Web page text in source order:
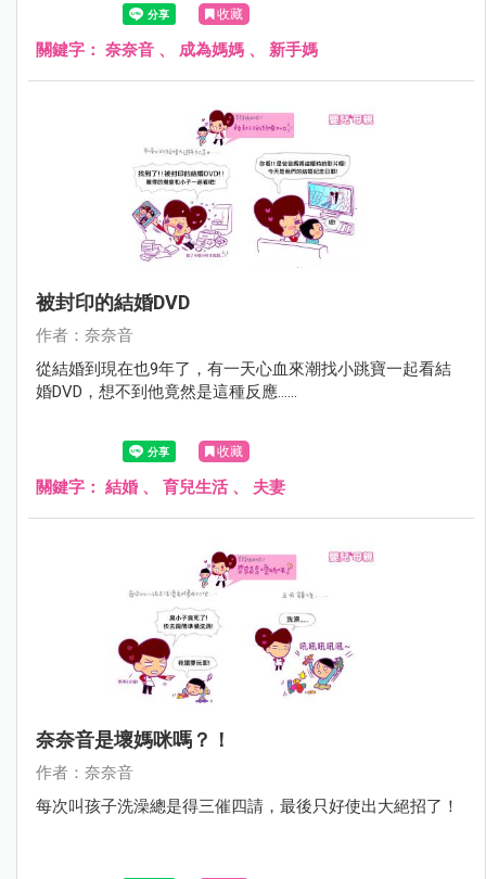
收藏
關鍵字： 奈奈音 、 成為媽媽 、 新手媽
被封印的結婚DVD
作者：奈奈音
從結婚到現在也9年了，有一天心血來潮找小跳寶一起看結
婚DVD，想不到他竟然是這種反應......
收藏
關鍵字： 結婚 、 育兒生活、 夫妻
奈奈音是壞媽咪嗎？！
作者：奈奈音
每次叫孩子洗澡總是得三催四請，最後只好使出大絕招了！